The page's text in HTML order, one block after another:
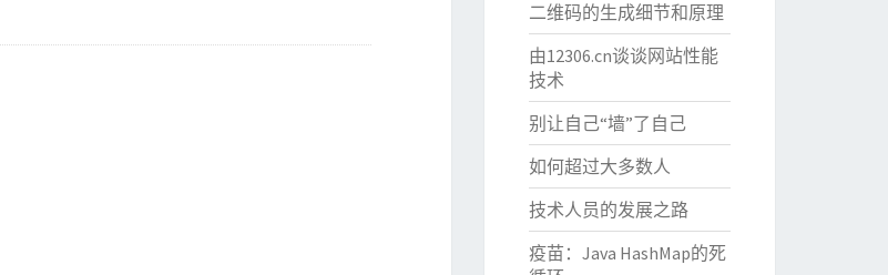
二维码的生成细节和原理
由12306.cn谈谈网站性能
技术
别让自己“墙”了自己
如何超过大多数人
技术人员的发展之路
疫苗：Java HashMap的死